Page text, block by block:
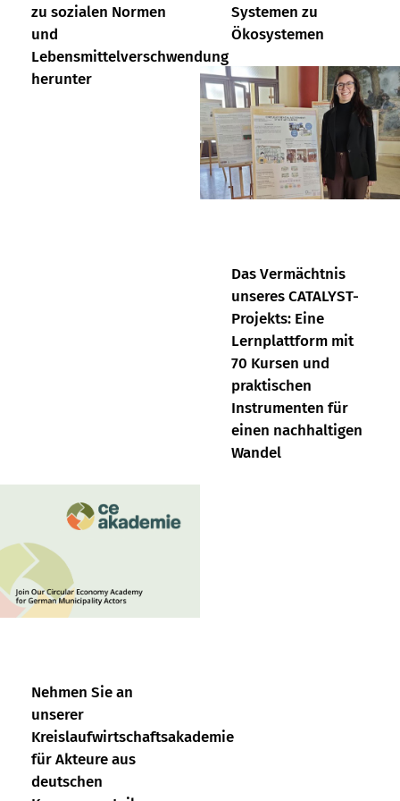
zu sozialen Normen
und
Lebensmittelverschwendung
herunter
Systemen zu
Ökosystemen
Das Vermächtnis
unseres CATALYST-
Projekts: Eine
Lernplattform mit
70 Kursen und
praktischen
Instrumenten für
einen nachhaltigen
Wandel
Nehmen Sie an
unserer
Kreislaufwirtschaftsakademie
für Akteure aus
deutschen